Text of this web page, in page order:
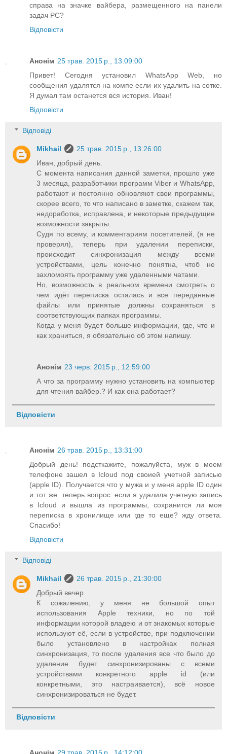
справа на значке вайбера, размещенного на панели
задач РС?
Відповісти
Анонім 25 трав. 2015 р., 13:09:00
Привет! Сегодня установил WhatsApp Web, но
сообщения удалятся на компе если их удалить на сотке.
Я думал там останется вся история. Иван!
Відповісти
Відповіді
Mikhail
25 трав. 2015 р., 13:26:00
Иван, добрый день.
С момента написания данной заметки, прошло уже
3 месяца, разработчики программ Viber и WhatsApp,
работают и постоянно обновляют свои программы,
скорее всего, то что написано в заметке, скажем так,
недоработка, исправлена, и некоторые предыдущие
возможности закрыты.
Судя по всему, и комментариям посетителей, (я не
проверял), теперь при удалении переписки,
происходит синхронизация между всеми
устройствами, цель конечно понятна, чтоб не
захломоять программу уже удаленными чатами.
Но, возможность в реальном времени смотреть о
чем идёт переписка осталась и все переданные
файлы или принятые должны сохраняться в
соответствующих папках программы.
Когда у меня будет больше информации, где, что и
как храниться, я обязательно об этом напишу.
Анонім 23 черв. 2015 р., 12:59:00
А что за программу нужно установить на компьютер
для чтения вайбер.? И как она работает?
Відповісти
Анонім 26 трав. 2015 р., 13:31:00
Добрый день! подсткажите, пожалуйста, муж в моем
телефоне зашел в Icloud под своией учетной записью
(apple ID). Получается что у мужа и у меня apple ID один
и тот же. теперь вопрос: если я удалила учетную запись
в Icloud и вышла из программы, сохранится ли моя
переписка в хронилище или где то еще? жду ответа.
Спасибо!
Відповісти
Відповіді
Mikhail
26 трав. 2015 р., 21:30:00
Добрый вечер.
К сожалению, у меня не большой опыт
использования Apple техники, но по той
информации которой владею и от знакомых которые
используют её, если в устройстве, при подключении
было установлено в настройках полная
синхронизация, то после удаления все что было до
удаление будет синхронизированы с всеми
устройствами конкретного apple id (или
конкретными, это настраивается), всё новое
синхронизироваться не будет.
Відповісти